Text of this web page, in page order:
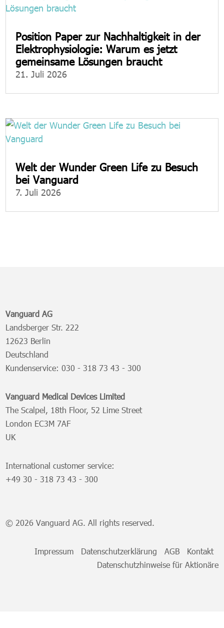
Position Paper zur Nachhaltigkeit in der
Elektrophysiologie: Warum es jetzt
gemeinsame Lösungen braucht
21. Juli 2026
Welt der Wunder Green Life zu Besuch
bei Vanguard
7. Juli 2026
Vanguard AG
Landsberger Str. 222
12623 Berlin
Deutschland
Kundenservice:030 - 318 73 43 - 300
Vanguard Medical Devices Limited
The Scalpel, 18th Floor, 52 Lime Street
London EC3M 7AF
UK
International customer service:
+49 30 - 318 73 43 - 300
© 2026 Vanguard AG. All rights reserved.
Impressum Datenschutzerklärung AGB
Kontakt
Datenschutzhinweise für Aktionäre